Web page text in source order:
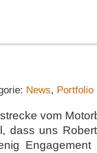
News, Portfolio
vom
dass uns